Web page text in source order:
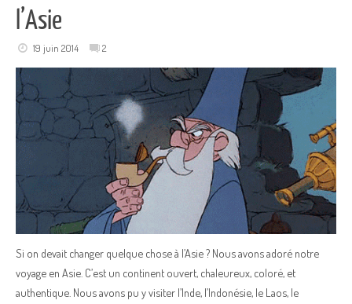
l’Asie
19 juin 2014 2
Si on devait changer quelque chose à l’Asie ? Nous avons adoré notre
voyage en Asie. C’est un continent ouvert, chaleureux, coloré, et
authentique. Nous avons pu y visiter l’Inde, l’Indonésie, le Laos, le